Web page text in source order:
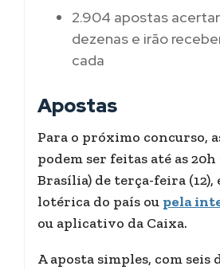
2.904 apostas
dezenas e irão
cada
Apostas
Para o próximo concurso,
podem ser feitas até as
Brasília) de terça-feira (12),
lotérica do país ou pela
ou aplicativo da Caixa.
A aposta simples, com seis